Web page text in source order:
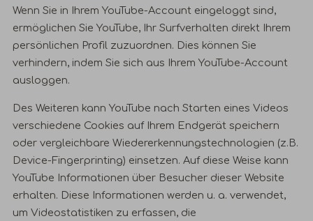
Wenn Sie in Ihrem YouTube-Account eingeloggt sind,
ermöglichen Sie YouTube, Ihr Surfverhalten direkt Ihrem
persönlichen Profil zuzuordnen. Dies können Sie
verhindern, indem Sie sich aus Ihrem YouTube-Account
ausloggen.
Des Weiteren kann YouTube nach Starten eines Videos
verschiedene Cookies auf Ihrem Endgerät speichern
oder vergleichbare Wiedererkennungstechnologien (z.B.
Device-Fingerprinting) einsetzen. Auf diese Weise kann
YouTube Informationen über Besucher dieser Website
erhalten. Diese Informationen werden u. a. verwendet,
um Videostatistiken zu erfassen, die